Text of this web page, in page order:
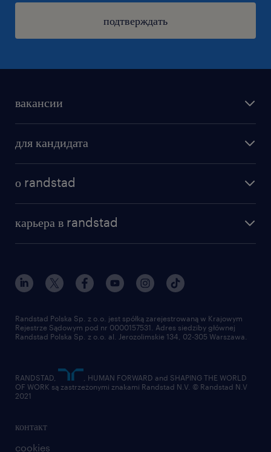
подтверждать
вакансии
бонусы для работников
для кандидата
о randstad
институт исследований randstad
для медиа
для поставщиков
карьера в randstad
наш мир
работа в randstad
отправить резюме
контакт
cookies
Randstad Polska Sp. z o.o. jest spółką zarejestrowaną w Krajowym
Rejestrze Sądowym pod nr 0000157531. Adres siedziby głównej
Randstad Polska Sp. z o.o. al. Jerozolimskie 134, 02-305 Warszawa.
RANDSTAD,
, HUMAN FORWARD and SHAPING THE WORLD
OF WORK są zastrzeżonymi znakami Randstad N.V. © Randstad N.V
2021